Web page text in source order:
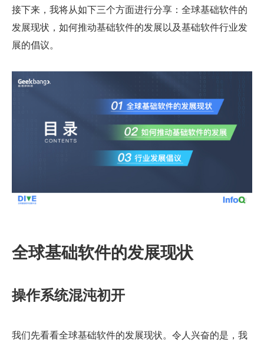
接下来，我将从如下三个方面进行分享：全球基础软件的
发展现状，如何推动基础软件的发展以及基础软件行业发
展的倡议。
全球基础软件的发展现状
操作系统混沌初开
我们先看看全球基础软件的发展现状。令人兴奋的是，我